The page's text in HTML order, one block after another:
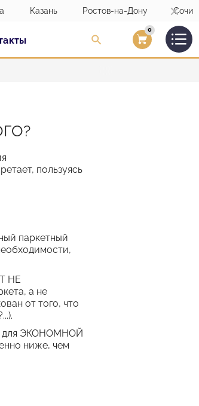
Казань Ростов-на-Дону Сочи
Вход/
0
пользуясь
паркетный
НЕ
а не
от того, что
для ЭКОНОМНОЙ
ниже, чем